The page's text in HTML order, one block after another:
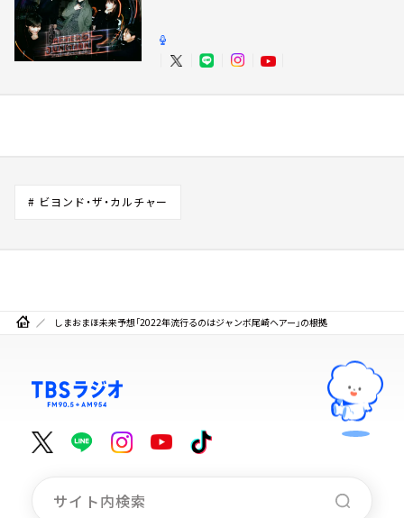
# ビヨンド・ザ・カルチャー
しまおまほ未来予想「2022年流行るのはジャンボ尾崎ヘアー」の根拠